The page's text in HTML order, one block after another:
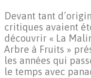
Devant tant
critiques avaient
découvrir « La
Arbre à Fruits »
les années qui
le temps avec